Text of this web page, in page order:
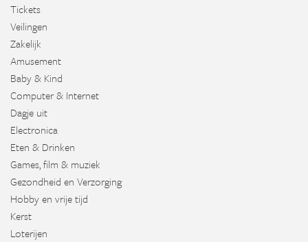
Tickets
Veilingen
Zakelijk
Amusement
Baby & Kind
Computer & Internet
Dagje uit
Electronica
Eten & Drinken
Games, film & muziek
Gezondheid en Verzorging
Hobby en vrije tijd
Kerst
Loterijen